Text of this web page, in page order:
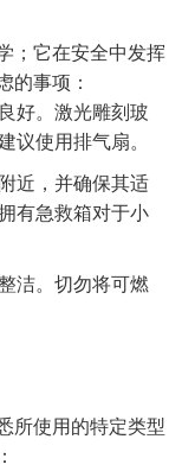
；它在安全中发挥
的事项：
好。激光雕刻玻
议使用排气扇。
近，并确保其适
有急救箱对于小
洁。切勿将可燃
所使用的特定类型